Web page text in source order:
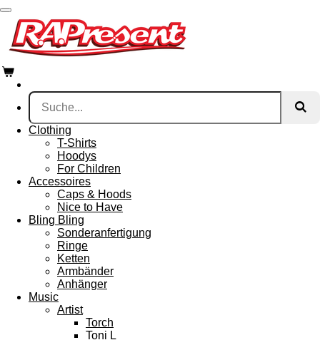
Zum
Hauptinhalt
springen
Clothing
T-Shirts
Hoodys
For Children
Accessoires
Caps & Hoods
Nice to Have
Bling Bling
Sonderanfertigung
Ringe
Ketten
Armbänder
Anhänger
Music
Artist
Torch
Toni L